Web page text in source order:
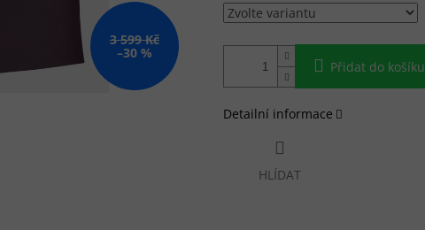
3 599 Kč
–30 %
Přidat do košíku
Detailní informace
HLÍDAT